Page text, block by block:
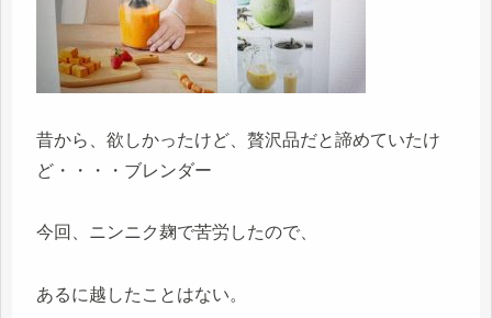
昔から、欲しかったけど、贅沢品だと諦めていたけ
ど・・・・ブレンダー
今回、ニンニク麹で苦労したので、
あるに越したことはない。